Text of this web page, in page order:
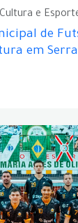
e
de
em